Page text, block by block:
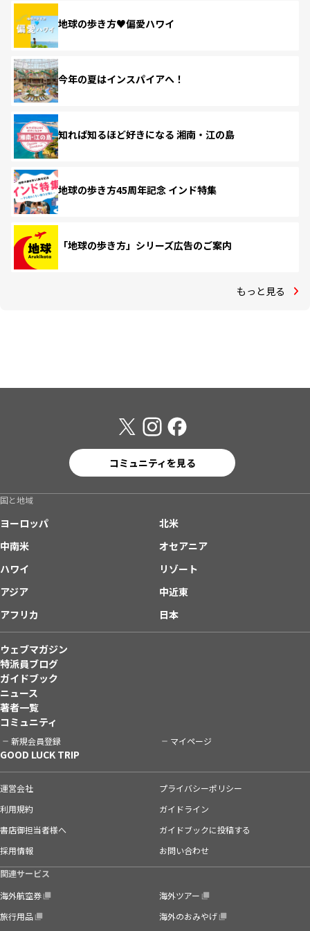
地球の歩き方♥偏愛ハワイ
今年の夏はインスパイアへ！
知れば知るほど好きになる 湘南・江の島
地球の歩き方45周年記念 インド特集
「地球の歩き方」シリーズ広告のご案内
もっと見る
コミュニティを見る
国と地域
ヨーロッパ
北米
中南米
オセアニア
ハワイ
リゾート
アジア
中近東
アフリカ
日本
ウェブマガジン
特派員ブログ
ガイドブック
ニュース
著者一覧
コミュニティ
新規会員登録 マイページ
GOOD LUCK TRIP
運営会社
プライバシーポリシー
利用規約
ガイドライン
書店御担当者様へ
ガイドブックに投稿する
採用情報
お問い合わせ
関連サービス
海外航空券
海外ツアー
旅行用品
海外のおみやげ